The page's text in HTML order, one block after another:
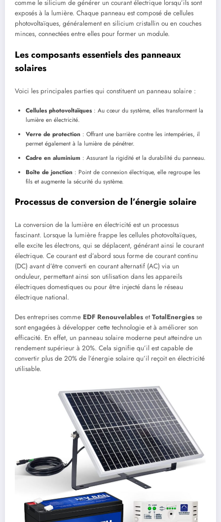
comme le silicium de générer un courant électrique lorsqu’ils sont
exposés à la lumière. Chaque panneau est composé de cellules
photovoltaïques, généralement en silicium cristallin ou en couches
minces, connectées entre elles pour former un module.
Les composants essentiels des panneaux
solaires
Voici les principales parties qui constituent un panneau solaire :
Cellules photovoltaïques: Au cœur du système, elles transforment la
lumière en électricité.
Verre de protection : Offrant une barrière contre les intempéries, il
permet également à la lumière de pénétrer.
Cadre en aluminium : Assurant la rigidité et la durabilité du panneau.
Boîte de jonction : Point de connexion électrique, elle regroupe les
fils et augmente la sécurité du système.
Processus de conversion de l’énergie solaire
La conversion de la lumière en électricité est un processus
fascinant. Lorsque la lumière frappe les cellules photovoltaïques,
elle excite les électrons, qui se déplacent, générant ainsi le courant
électrique. Ce courant est d’abord sous forme de courant continu
(DC) avant d’être converti en courant alternatif (AC) via un
onduleur, permettant ainsi son utilisation dans les appareils
électriques domestiques ou pour être injecté dans le réseau
électrique national.
Des entreprises comme EDF Renouvelables etTotalEnergies se
sont engagées à développer cette technologie et à améliorer son
efficacité. En effet, un panneau solaire moderne peut atteindre un
rendement supérieur à 20%. Cela signifie qu’il est capable de
convertir plus de 20% de l’énergie solaire qu’il reçoit en électricité
utilisable.